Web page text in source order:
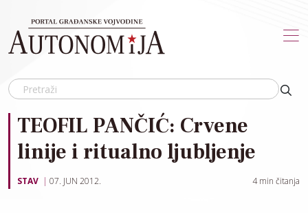
TEOFIL PANČIĆ: Crvene
linije i ritualno ljubljenje
STAV 07. JUN 2012. 4 min čitanja